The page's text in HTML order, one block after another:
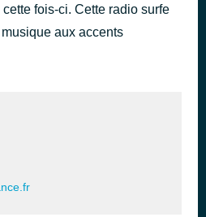
fois-ci. Cette radio surfe
aux accents